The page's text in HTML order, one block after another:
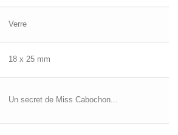
Verre
18 x 25 mm
Un secret de Miss Cabochon...